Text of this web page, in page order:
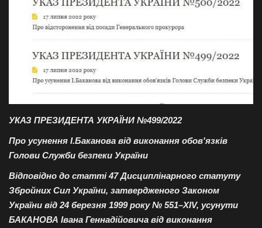
Спорт
Мова
English Ukraine
УКАЗ ПРЕЗИДЕНТА УКРАЇНИ №499/2022
Про усунення І.Баканова від виконання обов'язків
Голови Служби безпеки України
Відповідно до статті 47 Дисциплінарного статуту
Збройних Сил України, затвердженого Законом
України від 24 березня 1999 року № 551–XIV, усунути
БАКАНОВА Івана Геннадійовича від виконання